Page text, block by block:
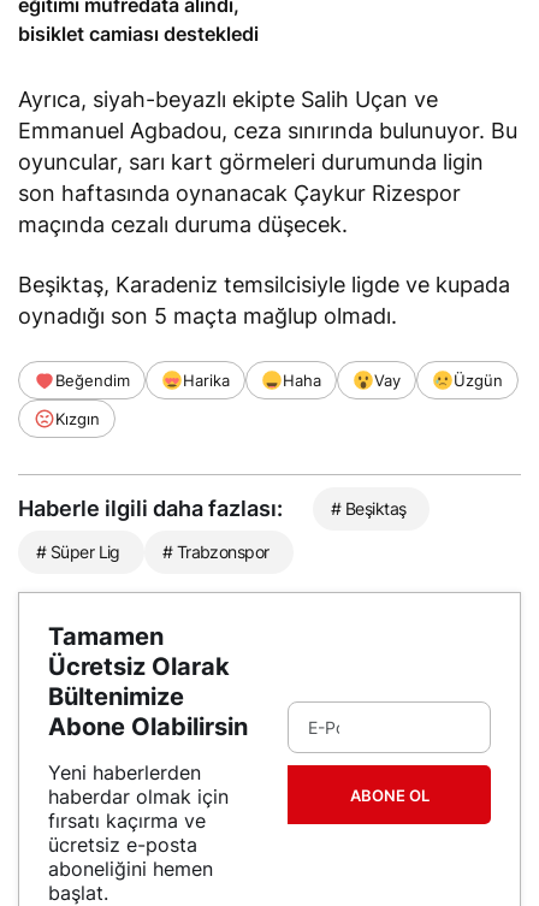
bisiklet camiası destekledi
Ayrıca, siyah-beyazlı ekipte Salih Uçan ve
Emmanuel Agbadou, ceza sınırında bulunuyor. Bu
oyuncular, sarı kart görmeleri durumunda ligin
son haftasında oynanacak Çaykur Rizespor
maçında cezalı duruma düşecek.
Beşiktaş, Karadeniz temsilcisiyle ligde ve kupada
oynadığı son 5 maçta mağlup olmadı.
Beğendim Harika Haha Vay
Üzgün
Kızgın
Haberle ilgili daha fazlası: # Beşiktaş
# Süper Lig # Trabzonspor
Tamamen
Ücretsiz Olarak
Bültenimize
Abone Olabilirsin
Yeni haberlerden
haberdar olmak için
fırsatı kaçırma ve
ücretsiz e-posta
aboneliğini hemen
başlat.
ABONE OL